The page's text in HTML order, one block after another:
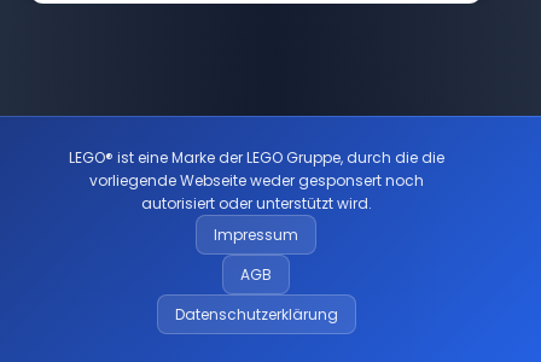
LEGO® ist eine Marke der LEGO Gruppe, durch die die
vorliegende Webseite weder gesponsert noch
autorisiert oder unterstützt wird.
Impressum
AGB
Datenschutzerklärung